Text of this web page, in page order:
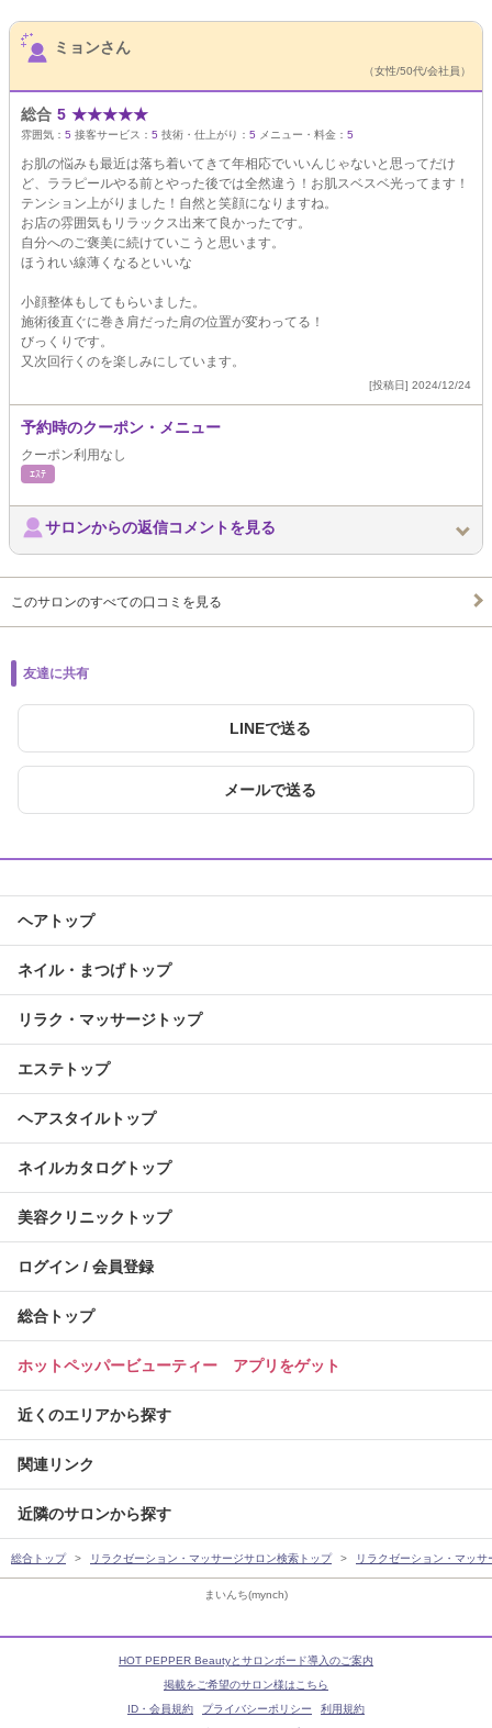
まいんち(mynch)
サロンPick Up
ミョンさん
（女性/50代/会社員）
総合 5 ★★★★★
雰囲気： 5 接客サービス： 5 技術・仕上がり： 5 メニュー・料金： 5
お肌の悩みも最近は落ち着いてきて年相応でいいんじゃないと思ってだけ
ど、ララピールやる前とやった後では全然違う！お肌スベスベ光ってます！
テンション上がりました！自然と笑顔になりますね。
お店の雰囲気もリラックス出来て良かったです。
自分へのご褒美に続けていこうと思います。
ほうれい線薄くなるといいな
小顔整体もしてもらいました。
施術後直ぐに巻き肩だった肩の位置が変わってる！
びっくりです。
又次回行くのを楽しみにしています。
[投稿日] 2024/12/24
予約時のクーポン・メニュー
クーポン利用なし
ｴｽﾃ
サロンからの返信コメントを見る
このサロンのすべての口コミを見る
友達に共有
LINEで送る
メールで送る
ヘアトップ
ネイル・まつげトップ
リラク・マッサージトップ
エステトップ
ヘアスタイルトップ
ネイルカタログトップ
美容クリニックトップ
ログイン / 会員登録
総合トップ
ホットペッパービューティー アプリをゲット
近くのエリアから探す
関連リンク
近隣のサロンから探す
総合トップ リラクゼーション・マッサージサロン検索トップ リラクゼーション・マッ
HOT PEPPER Beautyとサロンボード導入のご案内
掲載をご希望のサロン様はこちら
ID・会員規約
プライバシーポリシー
利用規約